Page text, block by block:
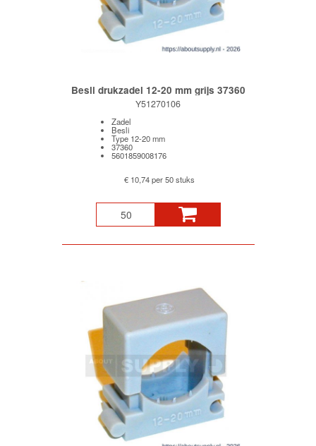
Besli drukzadel 12-20 mm grijs 37360
Y51270106
Zadel
Besli
Type 12-20 mm
37360
5601859008176
€ 10,74 per 50 stuks